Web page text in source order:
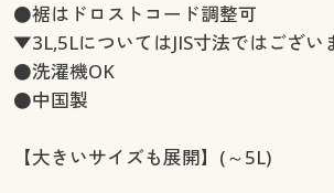
●裾はドロストコード調整可
▼3L,5LについてはJIS寸法ではござい
●洗濯機OK
●中国製
【大きいサイズも展開】(～5L)